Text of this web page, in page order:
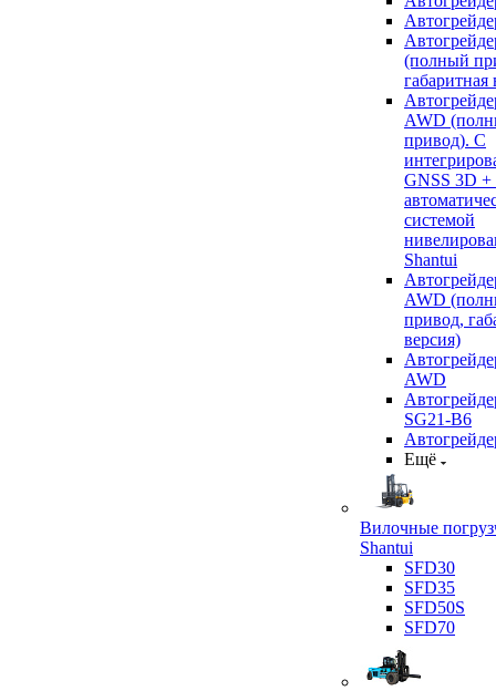
(полный
габаритная
AWD
привод). С
GNSS 3D +
системой
Shantui
AWD
привод,
версия)
AWD
SG21-B6
Ещё
Вилочные
Shantui
SFD30
SFD35
SFD50S
SFD70